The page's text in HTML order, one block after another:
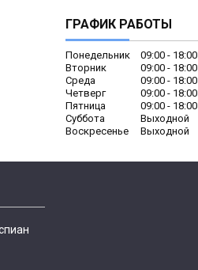
ГРАФИК РАБОТЫ
Понедельник 09:00
18:00
Вторник
09:00
18:00
Среда
09:00
18:00
Четверг
09:00
18:00
Пятница
09:00
18:00
Суббота
Выходной
Воскресенье
Выходной